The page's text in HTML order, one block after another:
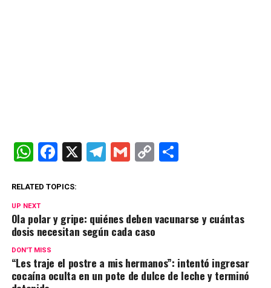
W
at
s
A
p
p
F
ce
o
k
X T
gr
a
G C
n
C
ar
RELATED TOPICS:
UP NEXT
Ola polar y gripe: quiénes deben vacunarse y cuántas
dosis necesitan según cada caso
DON'T MISS
“Les traje el postre a mis hermanos”: intentó ingresar
cocaína oculta en un pote de dulce de leche y terminó